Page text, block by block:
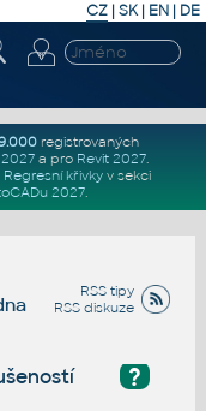
CZ | SK| EN | DE
registrovaných
a pro Revit 2027.
Regresní křivkyv sekci
2027.
RSS tipy
RSS diskuze
?